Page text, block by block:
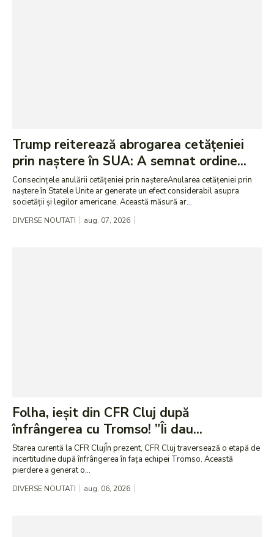
Trump reiterează abrogarea cetățeniei
prin naștere în SUA: A semnat ordine...
Consecințele anulării cetățeniei prin naștereAnularea cetățeniei prin
naștere în Statele Unite ar generate un efect considerabil asupra
societății și legilor americane. Această măsură ar...
DIVERSE NOUTATI aug. 07, 2026
Folha, ieșit din CFR Cluj după
înfrângerea cu Tromso! ”Îi dau...
Starea curentă la CFR ClujÎn prezent, CFR Cluj traversează o etapă de
incertitudine după înfrângerea în fața echipei Tromso. Această
pierdere a generat o...
DIVERSE NOUTATI aug. 06, 2026